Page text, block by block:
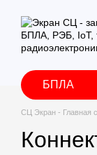
БПЛА
СЦ Экран - Главная